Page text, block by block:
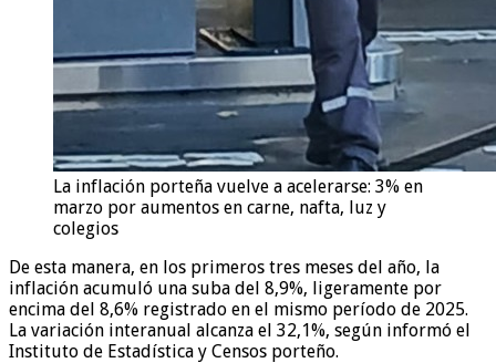
La inflación porteña vuelve a acelerarse: 3% en
marzo por aumentos en carne, nafta, luz y
colegios
De esta manera, en los primeros tres meses del año, la
inflación acumuló una suba del 8,9%, ligeramente por
encima del 8,6% registrado en el mismo período de 2025.
La variación interanual alcanza el 32,1%, según informó el
Instituto de Estadística y Censos porteño.